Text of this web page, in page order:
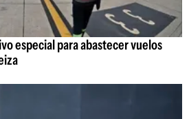
especial para abastecer vuelos